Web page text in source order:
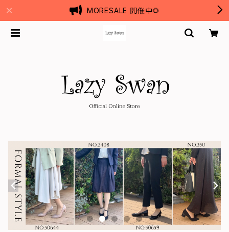
MORESALE 開催中🌻